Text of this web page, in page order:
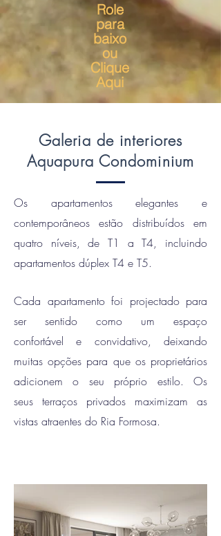
Role
para
baixo
ou
Clique
Aqui
Galeria de interiores
Aquapura Condominium
Os apartamentos elegantes e
contemporâneos estão distribuídos em
quatro níveis, de T1 a T4, incluindo
apartamentos dúplex T4 e T5.
Cada apartamento foi projectado para
ser sentido como um espaço
confortável e convidativo, deixando
muitas opções para que os proprietários
adicionem o seu próprio estilo. Os
seus terraços privados maximizam as
vistas atraentes do Ria Formosa.